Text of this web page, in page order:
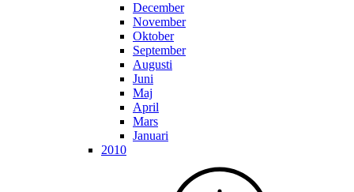
December
November
Oktober
September
Augusti
Juni
Maj
April
Mars
Januari
2010